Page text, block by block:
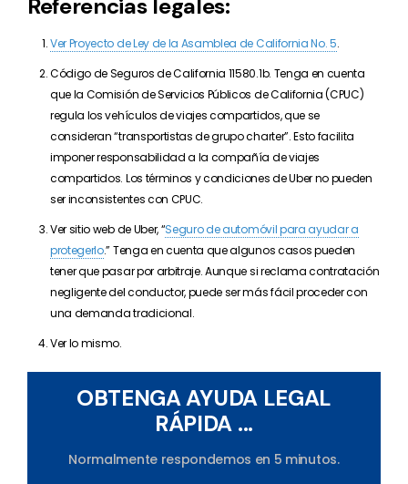
Referencias legales:
Ver Proyecto de Ley de la Asamblea de California No. 5.
Código de Seguros de California 11580.1b. Tenga en cuenta
que la Comisión de Servicios Públicos de California (CPUC)
regula los vehículos de viajes compartidos, que se
consideran “transportistas de grupo charter”. Esto facilita
imponer responsabilidad a la compañía de viajes
compartidos. Los términos y condiciones de Uber no pueden
ser inconsistentes con CPUC.
Ver sitio web de Uber, “Seguro de automóvil para ayudar a
protegerlo.” Tenga en cuenta que algunos casos pueden
tener que pasar por arbitraje. Aunque si reclama contratación
negligente del conductor, puede ser más fácil proceder con
una demanda tradicional.
Ver lo mismo.
OBTENGA AYUDA LEGAL
RÁPIDA ...
Normalmente respondemos en 5 minutos.